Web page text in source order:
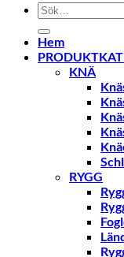
Sök
efter:
Hem
KNÄ
RYGG